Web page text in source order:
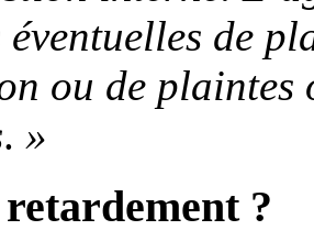
de
ou de plaintes
. »
?